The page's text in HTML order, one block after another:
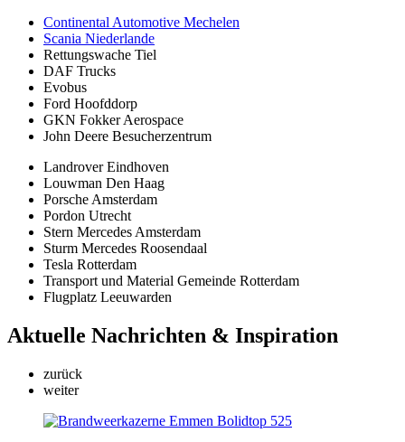
Continental Automotive Mechelen
Scania Niederlande
Rettungswache Tiel
DAF Trucks
Evobus
Ford Hoofddorp
GKN Fokker Aerospace
John Deere Besucherzentrum
Landrover Eindhoven
Louwman Den Haag
Porsche Amsterdam
Pordon Utrecht
Stern Mercedes Amsterdam
Sturm Mercedes Roosendaal
Tesla Rotterdam
Transport und Material Gemeinde Rotterdam
Flugplatz Leeuwarden
Aktuelle Nachrichten & Inspiration
zurück
weiter